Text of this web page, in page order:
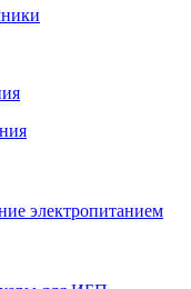
электропитанием